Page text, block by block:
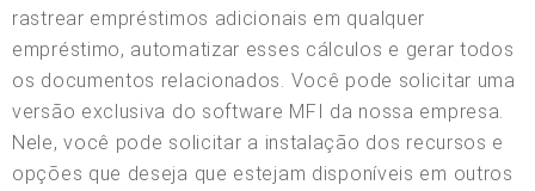
rastrear empréstimos adicionais em qualquer
empréstimo, automatizar esses cálculos e gerar todos
os documentos relacionados. Você pode solicitar uma
versão exclusiva do software MFI da nossa empresa.
Nele, você pode solicitar a instalação dos recursos e
opções que deseja que estejam disponíveis em outros